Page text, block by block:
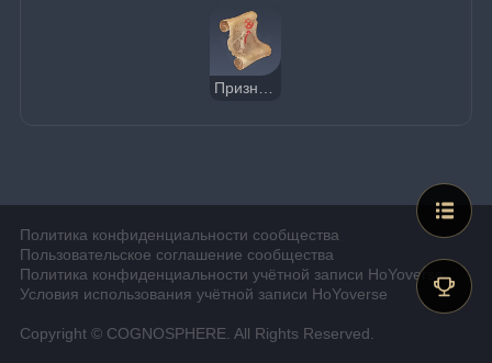
Политика конфиденциальности сообщества
Пользовательское соглашение сообщества
Политика конфиденциальности учётной записи HoYoverse
Условия использования учётной записи HoYoverse
Copyright © COGNOSPHERE. All Rights Reserved.